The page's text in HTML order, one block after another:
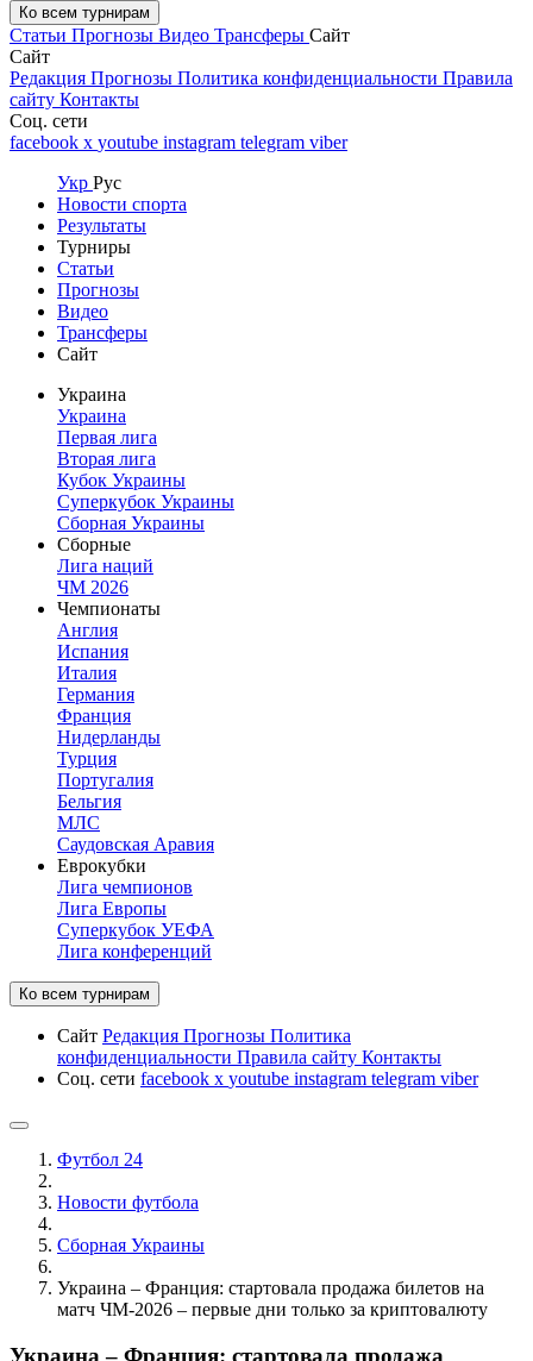
Ко всем турнирам
Статьи Прогнозы Видео Трансферы Сайт
Сайт
Редакция Прогнозы Политика конфиденциальности Правила
сайту Контакты
Соц. сети
facebook x youtube instagram telegram viber
Укр Рус
Новости спорта
Результаты
Турниры
Статьи
Прогнозы
Видео
Трансферы
Сайт
Украина
Украина
Первая лига
Вторая лига
Кубок Украины
Суперкубок Украины
Сборная Украины
Сборные
Лига наций
ЧМ 2026
Чемпионаты
Англия
Испания
Италия
Германия
Франция
Нидерланды
Турция
Португалия
Бельгия
МЛС
Саудовская Аравия
Еврокубки
Лига чемпионов
Лига Европы
Суперкубок УЕФА
Лига конференций
Ко всем турнирам
Сайт Редакция Прогнозы Политика
конфиденциальности Правила сайту Контакты
Соц. сети facebook x youtube instagram telegram viber
Футбол 24
Новости футбола
Сборная Украины
Украина – Франция: стартовала продажа билетов на
матч ЧМ-2026 – первые дни только за криптовалюту
Украина – Франция: стартовала продажа